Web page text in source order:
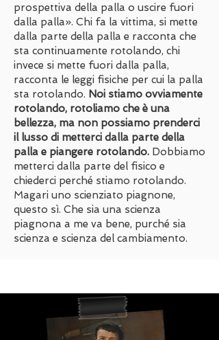
prospettiva della palla o uscire fuori
dalla palla». Chi fa la vittima, si mette
dalla parte della palla e racconta che
sta continuamente rotolando, chi
invece si mette fuori dalla palla,
racconta le leggi fisiche per cui la palla
sta rotolando. Noi stiamo ovviamente
rotolando, rotoliamo che è una
bellezza, ma non possiamo prenderci
il lusso di metterci dalla parte della
palla e piangere rotolando. Dobbiamo
metterci dalla parte del fisico e
chiederci perché stiamo rotolando.
Magari uno scienziato piagnone,
questo sì. Che sia una scienza
piagnona a me va bene, purché sia
scienza e scienza del cambiamento.